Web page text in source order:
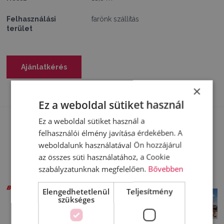
Felhasználási
terület
farönk szállítás
Ajánlatkérés
×
Ez a weboldal sütiket használ
Ez a weboldal sütiket használ a
felhasználói élmény javítása érdekében. A
weboldalunk használatával Ön hozzájárul
az összes süti használatához, a Cookie
szabályzatunknak megfelelően. Bővebben
Elengedhetetlenül
szükséges
Teljesítmény